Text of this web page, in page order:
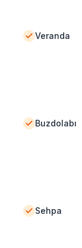
Veranda
Buzdolabı
Sehpa